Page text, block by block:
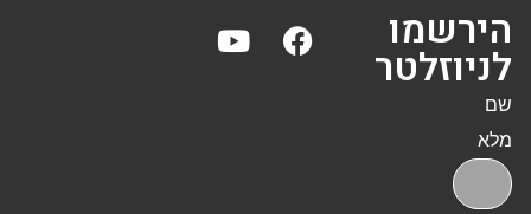
הירשמו
לניוזלטר
שם
מלא